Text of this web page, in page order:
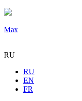
Max
RU
RU
EN
FR